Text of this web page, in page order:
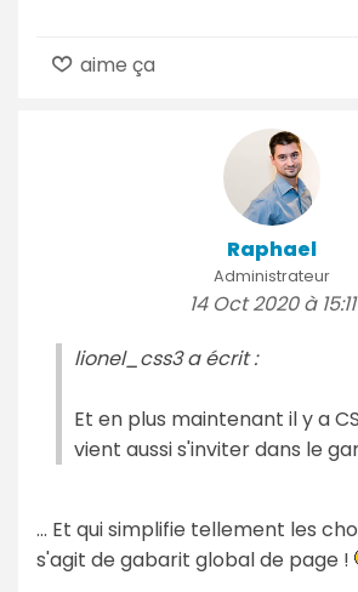
aime ça
Raphael
Administrateur
14 Oct 2020 à 15:11
lionel_css3 a écrit :
Et en plus maintenant il y a
vient aussi s'inviter dans le
... Et qui simplifie tellement les
s'agit de gabarit global de page !